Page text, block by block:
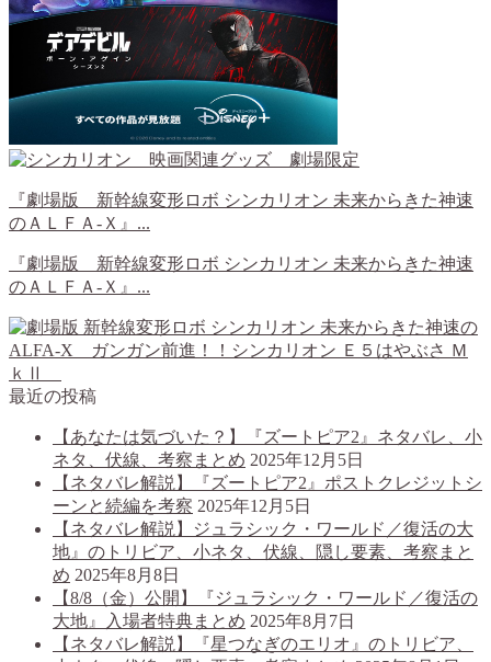
『劇場版 新幹線変形ロボ シンカリオン 未来からきた神速
のＡＬＦＡ-Ｘ』...
『劇場版 新幹線変形ロボ シンカリオン 未来からきた神速
のＡＬＦＡ-Ｘ』...
最近の投稿
【あなたは気づいた？】『ズートピア2』ネタバレ、小
ネタ、伏線、考察まとめ 2025年12月5日
【ネタバレ解説】『ズートピア2』ポストクレジットシ
ーンと続編を考察 2025年12月5日
【ネタバレ解説】ジュラシック・ワールド／復活の大
地』のトリビア、小ネタ、伏線、隠し要素、考察まと
め 2025年8月8日
【8/8（金）公開】『ジュラシック・ワールド／復活の
大地』入場者特典まとめ 2025年8月7日
【ネタバレ解説】『星つなぎのエリオ』のトリビア、